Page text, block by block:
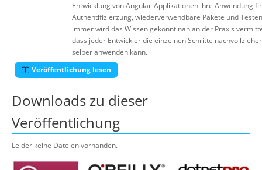
Entwicklung von Angular-Applikationen ihre Anwendung
Authentifizierzung, wiederverwendbare Pakete und
immer wird das Wissen gekonnt nah an der Praxis
dass jeder Entwickler die einzelnen Schritte
selber anwenden kann.
Veröffentlichung lesen
Downloads zu dieser
Veröffentlichung
Leider keine Dateien vorhanden.